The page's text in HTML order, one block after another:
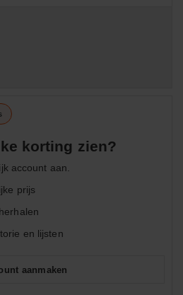
korting zien?
account aan.
prijs
en lijsten
aanmaken